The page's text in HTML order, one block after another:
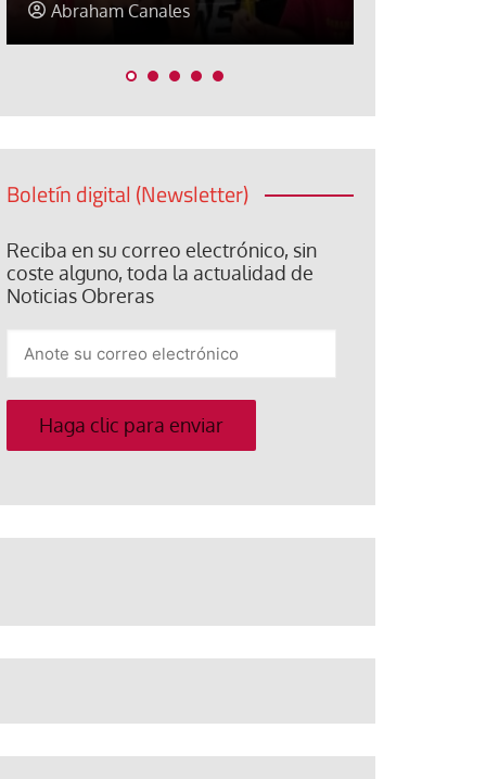
Elisa Brey
Boletín digital (Newsletter)
Reciba en su correo electrónico, sin
coste alguno, toda la actualidad de
Noticias Obreras
su
correo
electrónico
Haga clic para enviar